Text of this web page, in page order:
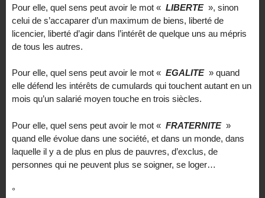
Pour elle, quel sens peut avoir le mot « LIBERTE », sinon
celui de s’accaparer d’un maximum de biens, liberté de
licencier, liberté d’agir dans l’intérêt de quelque uns au mépris
de tous les autres.
Pour elle, quel sens peut avoir le mot « EGALITE » quand
elle défend les intérêts de cumulards qui touchent autant en un
mois qu’un salarié moyen touche en trois siècles.
Pour elle, quel sens peut avoir le mot « FRATERNITE »
quand elle évolue dans une société, et dans un monde, dans
laquelle il y a de plus en plus de pauvres, d’exclus, de
personnes qui ne peuvent plus se soigner, se loger…
°